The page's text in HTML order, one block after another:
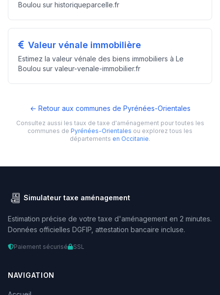
Boulou sur historiqueparcelle.fr
Valeur vénale immobilière
Estimez la valeur vénale des biens immobiliers à Le
Boulou sur valeur-venale-immobilier.fr
← Retour aux communes de Pyrénées-Orientales
Consultez aussi les taux de taxe d'aménagement pour toutes les
communes de Pyrénées-Orientales ou explorez tous les
départements en Occitanie.
Simulateur taxe aménagement
Estimation précise de votre taxe d'aménagement en 2 minutes.
Données officielles DGFIP, attestation bancaire incluse.
Paiement sécurisé SSL
NAVIGATION